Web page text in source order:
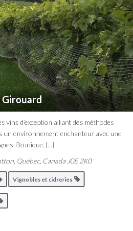
Girouard
vins d’exception alliant des méthodes
un environnement enchanteur avec une
Boutique, [...]
Québec, Canada J0E 2K0
Vignobles et cidreries